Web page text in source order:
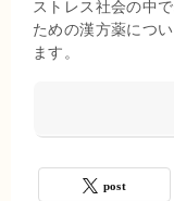
ストレス社会の中
ための漢方薬につ
ます。
post